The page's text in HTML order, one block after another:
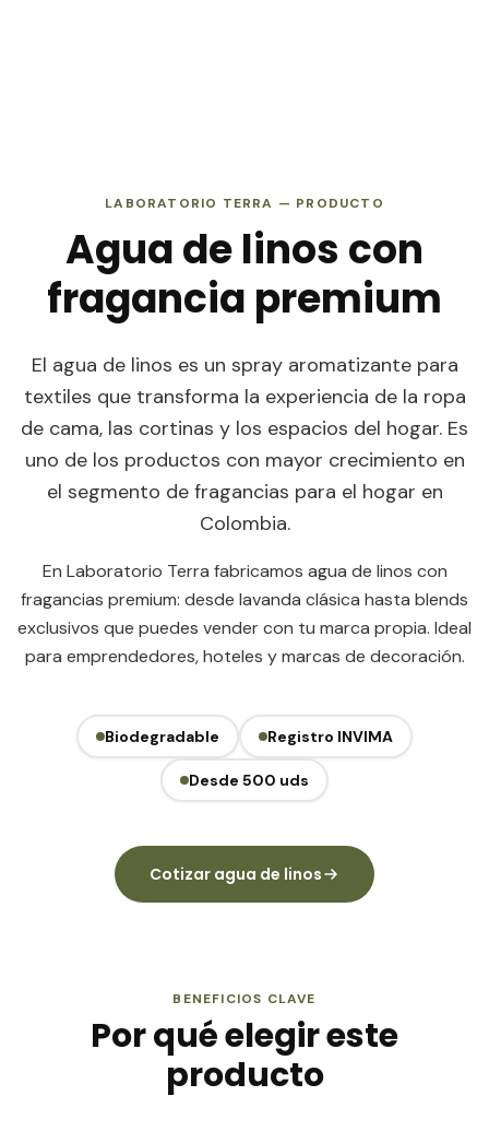
LABORATORIO TERRA — PRODUCTO
Agua de linos con
fragancia premium
El agua de linos es un spray aromatizante para
textiles que transforma la experiencia de la ropa
de cama, las cortinas y los espacios del hogar. Es
uno de los productos con mayor crecimiento en
el segmento de fragancias para el hogar en
Colombia.
En Laboratorio Terra fabricamos agua de linos con
fragancias premium: desde lavanda clásica hasta blends
exclusivos que puedes vender con tu marca propia. Ideal
para emprendedores, hoteles y marcas de decoración.
Biodegradable Registro INVIMA
Desde 500 uds
Cotizar agua de linos
BENEFICIOS CLAVE
Por qué elegir este
producto